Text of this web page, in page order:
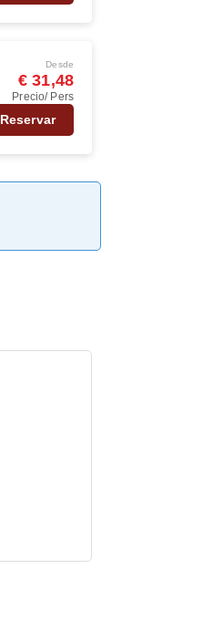
Desde
€ 31,48
Precio/ Pers
Reservar